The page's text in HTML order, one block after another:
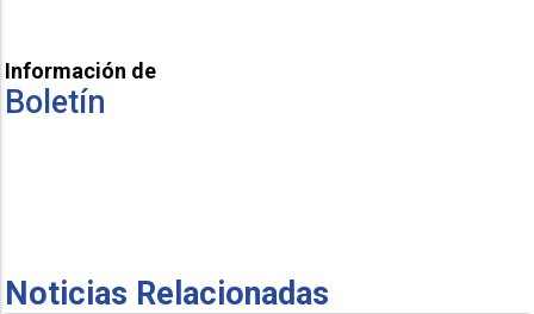
Información de
Boletín
Noticias Relacionadas